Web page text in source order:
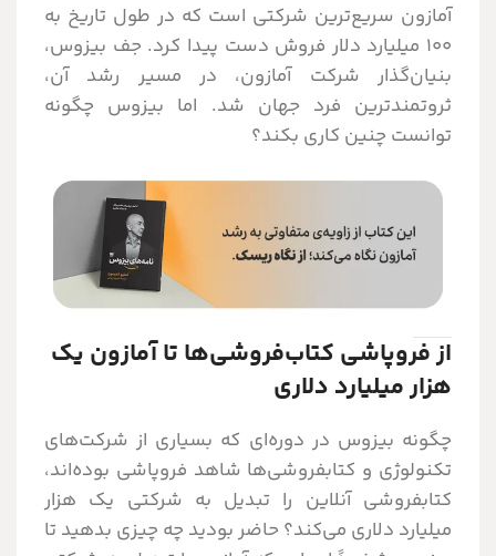
آمازون سریع‌ترین شرکتی است که در طول تاریخ به
۱۰۰ میلیارد دلار فروش دست پیدا کرد. جف بیزوس،
بنیان‌گذار شرکت آمازون، در مسیر رشد آن،
ثروتمندترین فرد جهان شد. اما بیزوس چگونه
توانست چنین کاری بکند؟
از فروپاشی کتاب‌فروشی‌ها تا آمازون یک
هزار میلیارد دلاری
چگونه بیزوس در دوره‌ای که بسیاری از شرکت‌های
تکنولوژی و کتابفروشی‌ها شاهد فروپاشی بوده‌اند،
کتابفروشی آنلاین را تبدیل به شرکتی یک هزار
میلیارد دلاری می‌کند؟ حاضر بودید چه چیزی بدهید تا